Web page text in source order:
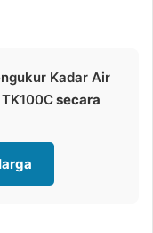
Kadar Air
secara